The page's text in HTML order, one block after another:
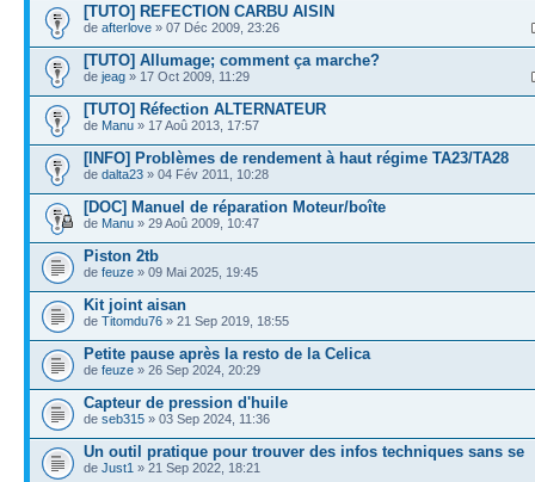
[TUTO] REFECTION CARBU AISIN
de afterlove » 07 Déc 2009, 23:26
[TUTO] Allumage; comment ça marche?
de jeag » 17 Oct 2009, 11:29
[TUTO] Réfection ALTERNATEUR
de Manu » 17 Aoû 2013, 17:57
[INFO] Problèmes de rendement à haut régime TA23/TA28
de dalta23 » 04 Fév 2011, 10:28
[DOC] Manuel de réparation Moteur/boîte
de Manu » 29 Aoû 2009, 10:47
Piston 2tb
de feuze » 09 Mai 2025, 19:45
Kit joint aisan
de Titomdu76 » 21 Sep 2019, 18:55
Petite pause après la resto de la Celica
de feuze » 26 Sep 2024, 20:29
Capteur de pression d'huile
de seb315 » 03 Sep 2024, 11:36
Un outil pratique pour trouver des infos techniques sans se
de Just1 » 21 Sep 2022, 18:21